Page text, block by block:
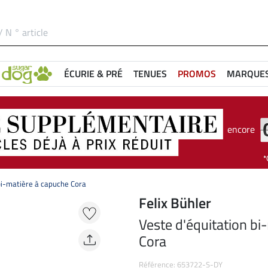
ÉCURIE & PRÉ TENUES PROMOS
encore
matière à capuche Cora
Felix Bühler
Veste d'équitation
Cora
Référence: 653722-S-DY